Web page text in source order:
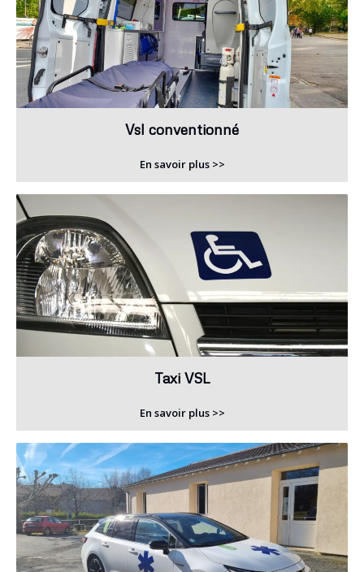
Vsl conventionné
En savoir plus >>
Taxi VSL
En savoir plus >>